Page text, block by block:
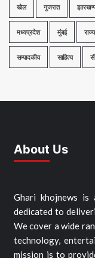
खेल गुजरात
मध्यप्रदेश मुंबई राज्य
सम्पादकीय साहित्य
About Us
Ghari khojnews is
dedicated to
We cover a wide
technology,
mission is to